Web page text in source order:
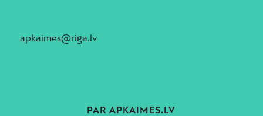
apkaimes@riga.lv
PAR APKAIMES.LV